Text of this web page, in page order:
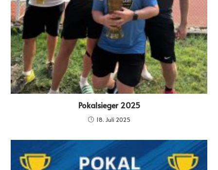
Pokalsieger 2025
18. Juli 2025